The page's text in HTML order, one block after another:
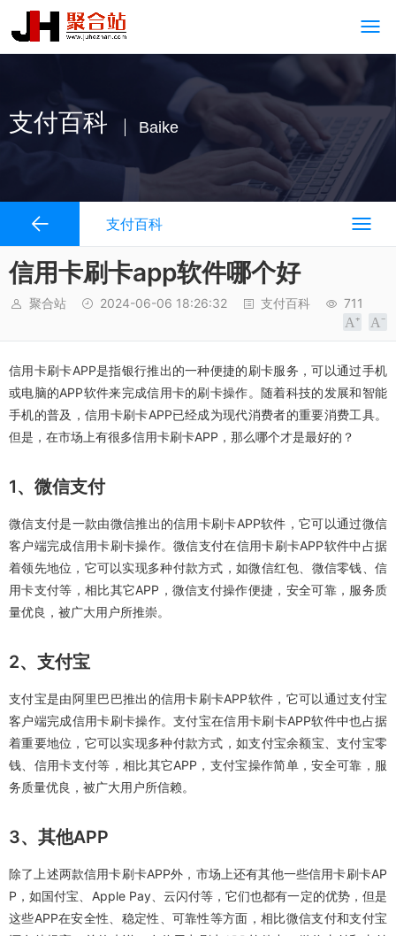
支付百科 Baike
支付百科
信用卡刷卡app软件哪个好
聚合站 2024-06-06 18:26:32 支付百科 711
信用卡刷卡APP是指银行推出的一种便捷的刷卡服务，可以通过手机
或电脑的APP软件来完成信用卡的刷卡操作。随着科技的发展和智能
手机的普及，信用卡刷卡APP已经成为现代消费者的重要消费工具。
但是，在市场上有很多信用卡刷卡APP，那么哪个才是最好的？
1、微信支付
微信支付是一款由微信推出的信用卡刷卡APP软件，它可以通过微信
客户端完成信用卡刷卡操作。微信支付在信用卡刷卡APP软件中占据
着领先地位，它可以实现多种付款方式，如微信红包、微信零钱、信
用卡支付等，相比其它APP，微信支付操作便捷，安全可靠，服务质
量优良，被广大用户所推崇。
2、支付宝
支付宝是由阿里巴巴推出的信用卡刷卡APP软件，它可以通过支付宝
客户端完成信用卡刷卡操作。支付宝在信用卡刷卡APP软件中也占据
着重要地位，它可以实现多种付款方式，如支付宝余额宝、支付宝零
钱、信用卡支付等，相比其它APP，支付宝操作简单，安全可靠，服
务质量优良，被广大用户所信赖。
3、其他APP
除了上述两款信用卡刷卡APP外，市场上还有其他一些信用卡刷卡AP
P，如国付宝、Apple Pay、云闪付等，它们也都有一定的优势，但是
这些APP在安全性、稳定性、可靠性等方面，相比微信支付和支付宝